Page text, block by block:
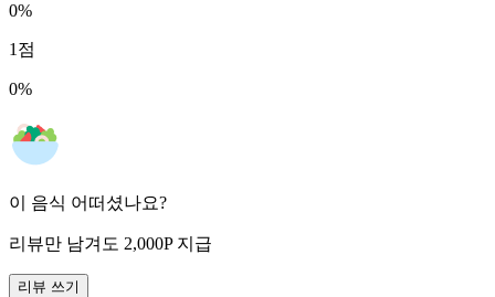
0%
1 점
0%
이 음식 어떠셨나요?
리뷰만 남겨도 2,000P 지급
리뷰 쓰기